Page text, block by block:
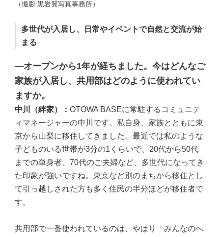
（撮影:黒岩翼写真事務所）
多世代が入居し、日常やイベントで自然と交流が始
まる
―オープンから1年が経ちました。今はどんなご
家族が入居し、共用部はどのように使われてい
ますか。
中川（絆家）： OTOWA BASEに常駐するコミュニテ
ィマネージャーの中川です。私自身、家族とともに東
京から山梨に移住してきました。最近では私のような
子どものいる世帯が3分の1くらいで、20代から50代
までの単身者、70代のご夫婦など、多世代になってき
た印象が強いですね。東京など別のまちから移住とし
て引っ越しされた方も多く住民の半分ほどが移住者で
す。
共用部で一番使われているのは、やはり「みんなのへ